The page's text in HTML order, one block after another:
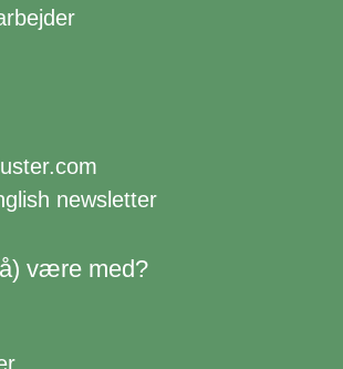
newsletter
være med?